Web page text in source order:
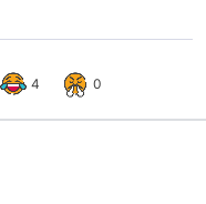
4 0